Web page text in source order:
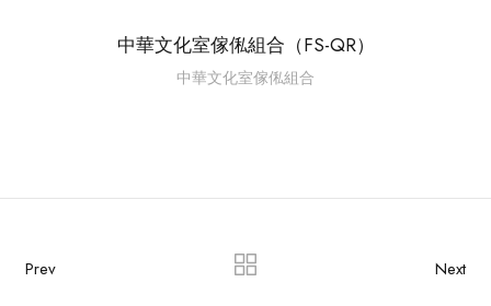
中華文化室傢俬組合（FS-QR）
中華文化室傢俬組合
Prev Next